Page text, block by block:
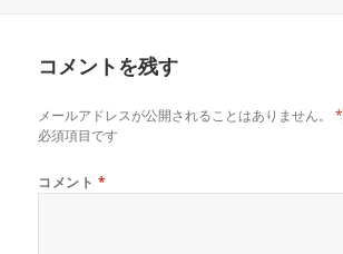
コメントを残す
メールアドレスが公開されることはありません。 *
必須項目です
コメント *